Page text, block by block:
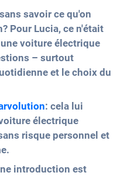
savoir ce qu'on
Pour Lucia, ce n'était
voiture électrique
– surtout
et le choix du
: cela lui
électrique
risque personnel et
introduction est